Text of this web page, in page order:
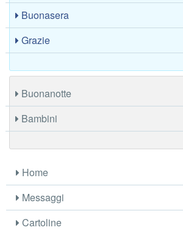
Buonasera
Grazie
Buonanotte
Bambini
Home
Messaggi
Cartoline